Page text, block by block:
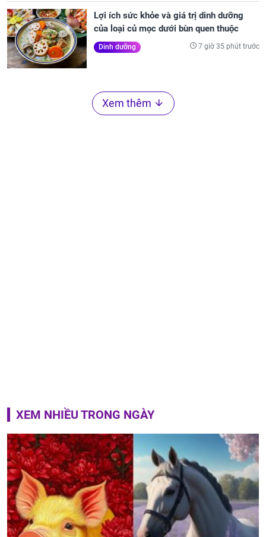
Lợi ích sức khỏe và giá trị dinh dưỡng
của loại củ mọc dưới bùn quen thuộc
Dinh dưỡng 7 giờ 35 phút trước
Xem thêm
XEM NHIỀU TRONG NGÀY